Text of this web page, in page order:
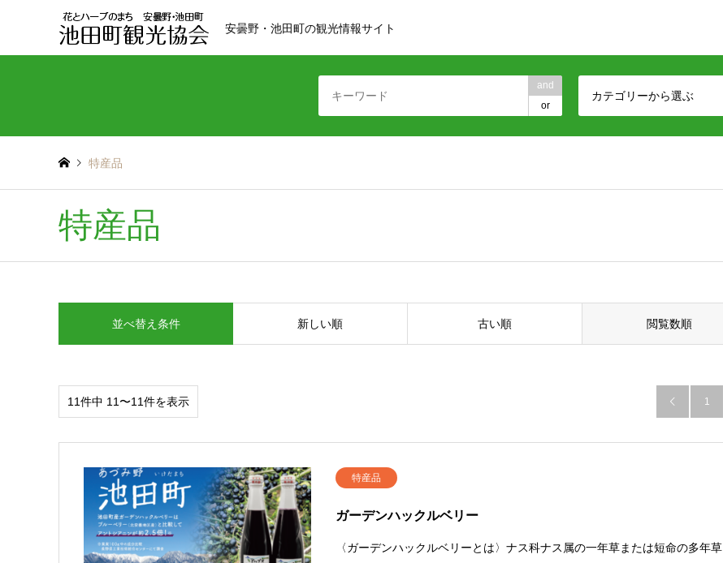
安曇野・池田町の観光情報サイト
and
or
カテゴリーから選ぶ
特産品
特産品
並べ替え条件 新しい順 古い順 閲覧数順
11件中 11〜11件を表示  1
特産品
ガーデンハックルベリー
〈ガーデンハックルベリーとは〉ナス科ナス属の一年草または短命の多年草